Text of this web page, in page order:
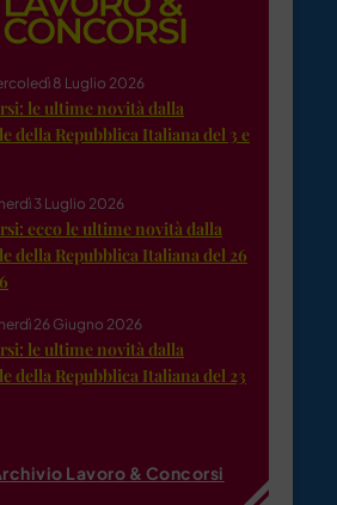
8 Luglio 2026
le ultime novità dalla
della Repubblica Italiana del 3 e
3 Luglio 2026
ecco le ultime novità dalla
della Repubblica Italiana del 26
26 Giugno 2026
le ultime novità dalla
della Repubblica Italiana del 23
Lavoro & Concorsi